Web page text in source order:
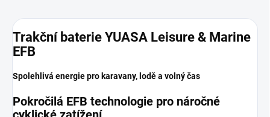
Trakční baterie YUASA Leisure & Marine
EFB
Spolehlivá energie pro karavany, lodě a volný čas
Pokročilá EFB technologie pro náročné